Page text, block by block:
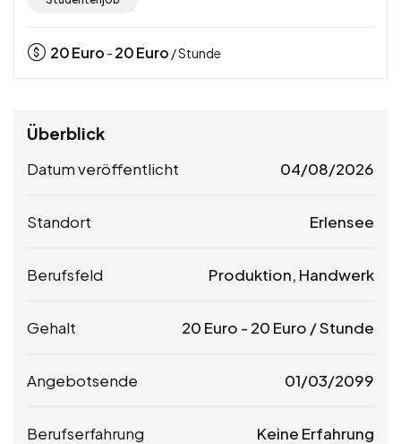
20Euro - 20Euro / Stunde
Überblick
Datum veröffentlicht 04/08/2026
Standort Erlensee
Berufsfeld Produktion, Handwerk
Gehalt 20 Euro - 20 Euro / Stunde
Angebotsende 01/03/2099
Berufserfahrung Keine Erfahrung